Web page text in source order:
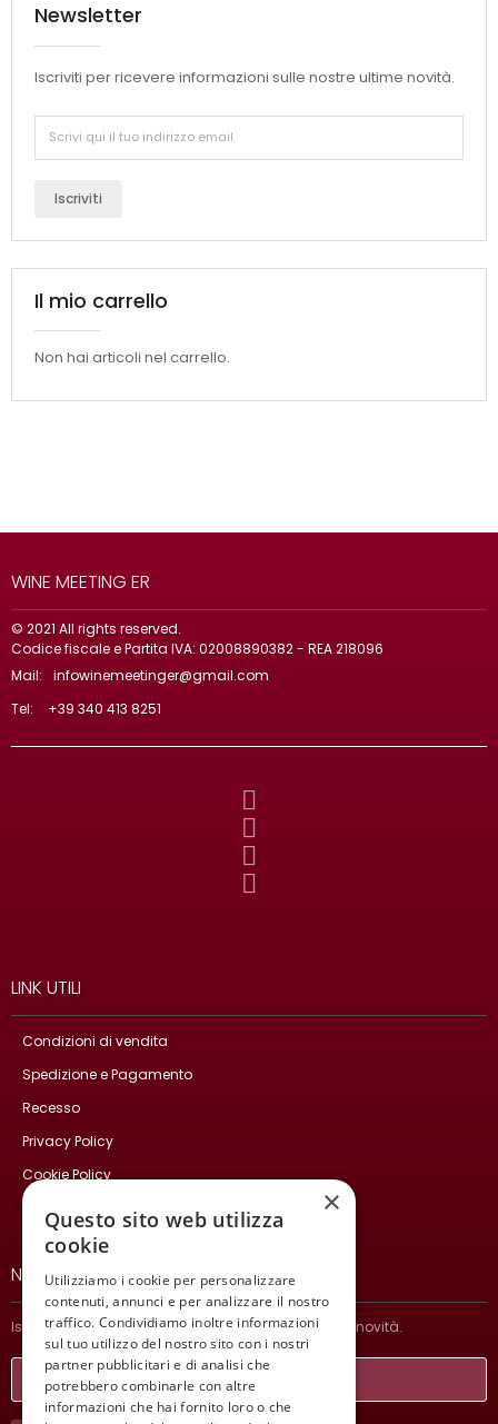
Newsletter
Iscriviti per ricevere informazioni sulle nostre ultime novità.
Iscriviti
Il mio carrello
Non hai articoli nel carrello.
WINE MEETING ER
© 2021 All rights reserved.
Codice fiscale e Partita IVA: 02008890382 - REA 218096
Mail:
infowinemeetinger@gmail.com
Tel:
+39 340 413 8251
LINK UTILI
Condizioni di vendita
Spedizione e Pagamento
Recesso
Privacy Policy
Cookie Policy
NEWSLETTER
Iscriviti per ricevere informazioni sulle nostre ultime novità.
×
Questo sito web utilizza
cookie
Utilizziamo i cookie per personalizzare
contenuti, annunci e per analizzare il nostro
traffico. Condividiamo inoltre informazioni
sul tuo utilizzo del nostro sito con i nostri
partner pubblicitari e di analisi che
potrebbero combinarle con altre
informazioni che hai fornito loro o che